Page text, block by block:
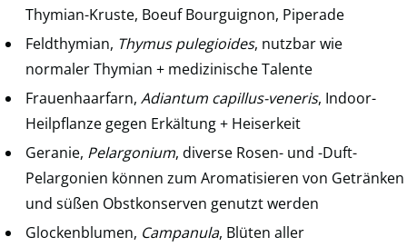
Thymian-Kruste, Boeuf Bourguignon, Piperade
Feldthymian, Thymus pulegioides, nutzbar wie
normaler Thymian + medizinische Talente
Frauenhaarfarn, Adiantum capillus-veneris, Indoor-
Heilpflanze gegen Erkältung + Heiserkeit
Geranie, Pelargonium, diverse Rosen- und -Duft-
Pelargonien können zum Aromatisieren von Getränken
und süßen Obstkonserven genutzt werden
Glockenblumen, Campanula, Blüten aller